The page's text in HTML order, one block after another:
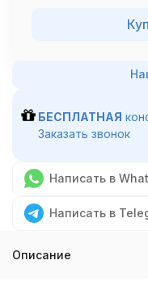
БЕСПЛАТНАЯ
Заказать звонок
Написать в
Написать в
Описание